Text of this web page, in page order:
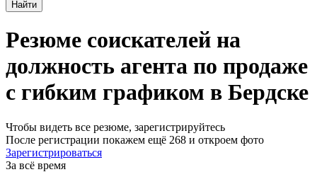
Найти
Резюме соискателей на
должность агента по продаже
с гибким графиком в Бердске
Чтобы видеть все резюме, зарегистрируйтесь
После регистрации покажем ещё 268 и откроем фото
Зарегистрироваться
За всё время